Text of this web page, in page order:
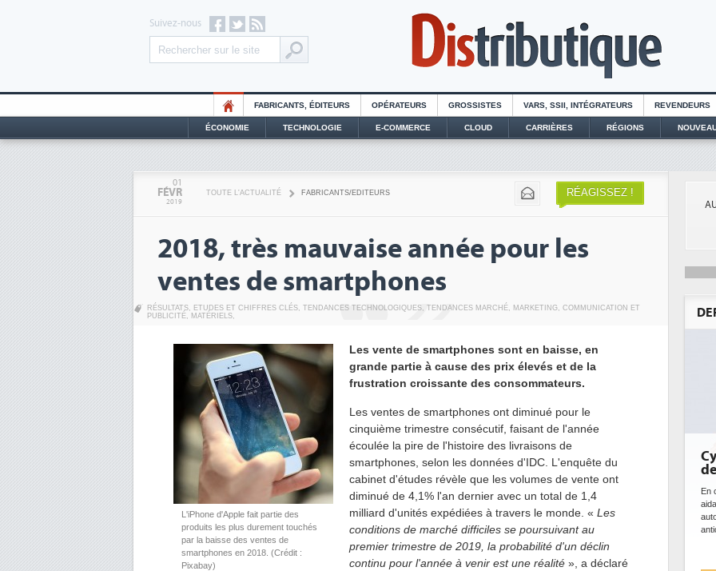
Suivez-nous
FABRICANTS, ÉDITEURS OPÉRATEURS GROSSISTES VARS, SSII, INTÉGRATEURS REVENDEURS
ÉCONOMIE TECHNOLOGIE E-COMMERCE CLOUD CARRIÈRES RÉGIONS
01
FÉVR
2019
TOUTE L'ACTUALITÉ FABRICANTS/EDITEURS RÉAGISSEZ !
2018, très mauvaise année pour les
ventes de smartphones
RÉSULTATS, ETUDES ET CHIFFRES CLÉS, TENDANCES TECHNOLOGIQUES, TENDANCES MARCHÉ, MARKETING, COMMUNICATION ET
PUBLICITÉ, MATÉRIELS,
L'iPhone d'Apple fait partie des
produits les plus durement touchés
par la baisse des ventes de
smartphones en 2018. (Crédit :
Pixabay)
Les vente de smartphones sont en baisse, en
grande partie à cause des prix élevés et de la
frustration croissante des consommateurs.
Les ventes de smartphones ont diminué pour le
cinquième trimestre consécutif, faisant de l'année
écoulée la pire de l'histoire des livraisons de
smartphones, selon les données d'IDC. L'enquête du
cabinet d'études révèle que les volumes de vente ont
diminué de 4,1% l'an dernier avec un total de 1,4
milliard d'unités expédiées à travers le monde. « Les
conditions de marché difficiles se poursuivant au
premier trimestre de 2019, la probabilité d'un déclin
continu pour l'année à venir est une réalité », a déclaré
ce